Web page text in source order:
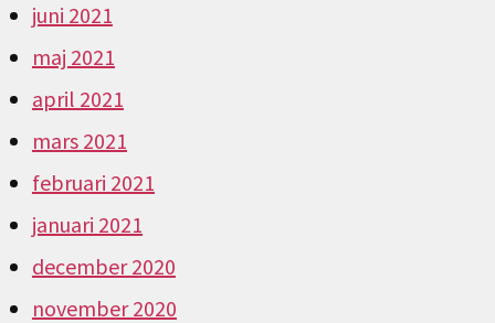
juni 2021
maj 2021
april 2021
mars 2021
februari 2021
januari 2021
december 2020
november 2020